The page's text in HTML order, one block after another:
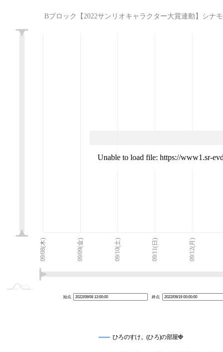
Bブロック【2022サンリオキャラクター大賞連動】シナ
L
09/08(木) 09/09(金) 09/10(土) 09/11(日) 09/12(月)
09/20(火)
Unable to load file: https://www1.sr-
始点 終点
ひろのすけ。(ひろ)の部屋🍓